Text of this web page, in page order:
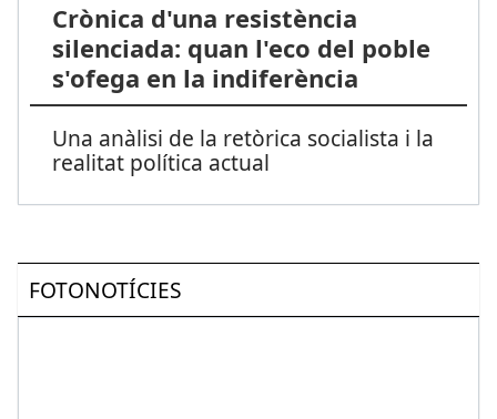
Crònica d'una resistència
silenciada: quan l'eco del poble
s'ofega en la indiferència
Una anàlisi de la retòrica socialista i la
realitat política actual
FOTONOTÍCIES